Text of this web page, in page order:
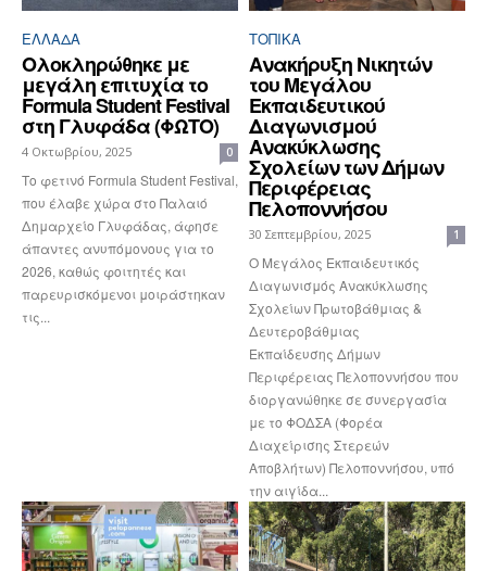
ΕΛΛΆΔΑ
Ολοκληρώθηκε με
μεγάλη επιτυχία το
Formula Student Festival
στη Γλυφάδα (ΦΩΤΟ)
4 Οκτωβρίου, 2025 0
Το φετινό Formula Student Festival,
που έλαβε χώρα στο Παλαιό
Δημαρχείο Γλυφάδας, άφησε
άπαντες ανυπόμονους για το
2026, καθώς φοιτητές και
παρευρισκόμενοι μοιράστηκαν
τις...
ΤΟΠΙΚΑ
Ανακήρυξη Νικητών
του Μεγάλου
Εκπαιδευτικού
Διαγωνισμού
Ανακύκλωσης
Σχολείων των Δήμων
Περιφέρειας
Πελοποννήσου
30 Σεπτεμβρίου, 2025 1
Ο Μεγάλος Εκπαιδευτικός
Διαγωνισμός Ανακύκλωσης
Σχολείων Πρωτοβάθμιας &
Δευτεροβάθμιας
Εκπαίδευσης Δήμων
Περιφέρειας Πελοποννήσου που
διοργανώθηκε σε συνεργασία
με το ΦΟΔΣΑ (Φορέα
Διαχείρισης Στερεών
Αποβλήτων) Πελοποννήσου, υπό
την αιγίδα...